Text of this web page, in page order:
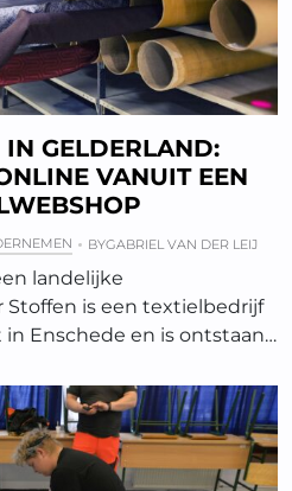
IN GELDERLAND:
VANUIT EEN
BYGABRIEL VAN DER LEIJ
landelijke
is een textielbedrijf
Enschede en is ontstaan…